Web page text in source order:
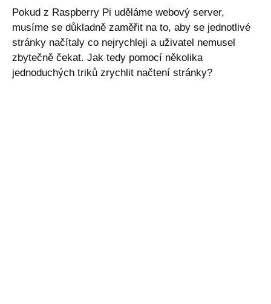
Pokud z Raspberry Pi uděláme webový server,
musíme se důkladně zaměřit na to, aby se jednotlivé
stránky načítaly co nejrychleji a uživatel nemusel
zbytečně čekat. Jak tedy pomocí několika
jednoduchých triků zrychlit načtení stránky?